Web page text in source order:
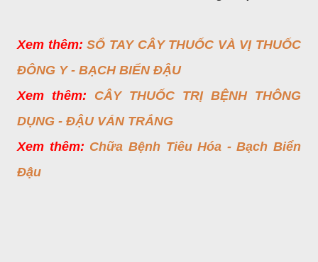
Xem thêm:SỔ TAY CÂY THUỐC VÀ VỊ THUỐC
ĐÔNG Y - BẠCH BIỂN ĐẬU
Xem thêm: CÂY THUỐC TRỊ BỆNH THÔNG
DỤNG - ĐẬU VÁN TRẮNG
Xem thêm: Chữa Bệnh Tiêu Hóa - Bạch Biển
Đậu